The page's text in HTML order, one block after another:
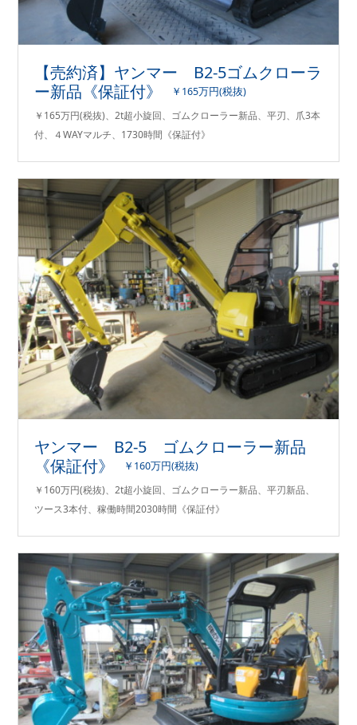
【売約済】ヤンマー B2-5ゴムクローラ
ー新品《保証付》
￥165万円(税抜)
￥165万円(税抜)、2t超小旋回、ゴムクローラー新品、平刃、爪3本
付、４WAYマルチ、1730時間《保証付》
ヤンマー B2-5 ゴムクローラー新品
《保証付》
￥160万円(税抜)
￥160万円(税抜)、2t超小旋回、ゴムクローラー新品、平刃新品、
ツース3本付、稼働時間2030時間《保証付》